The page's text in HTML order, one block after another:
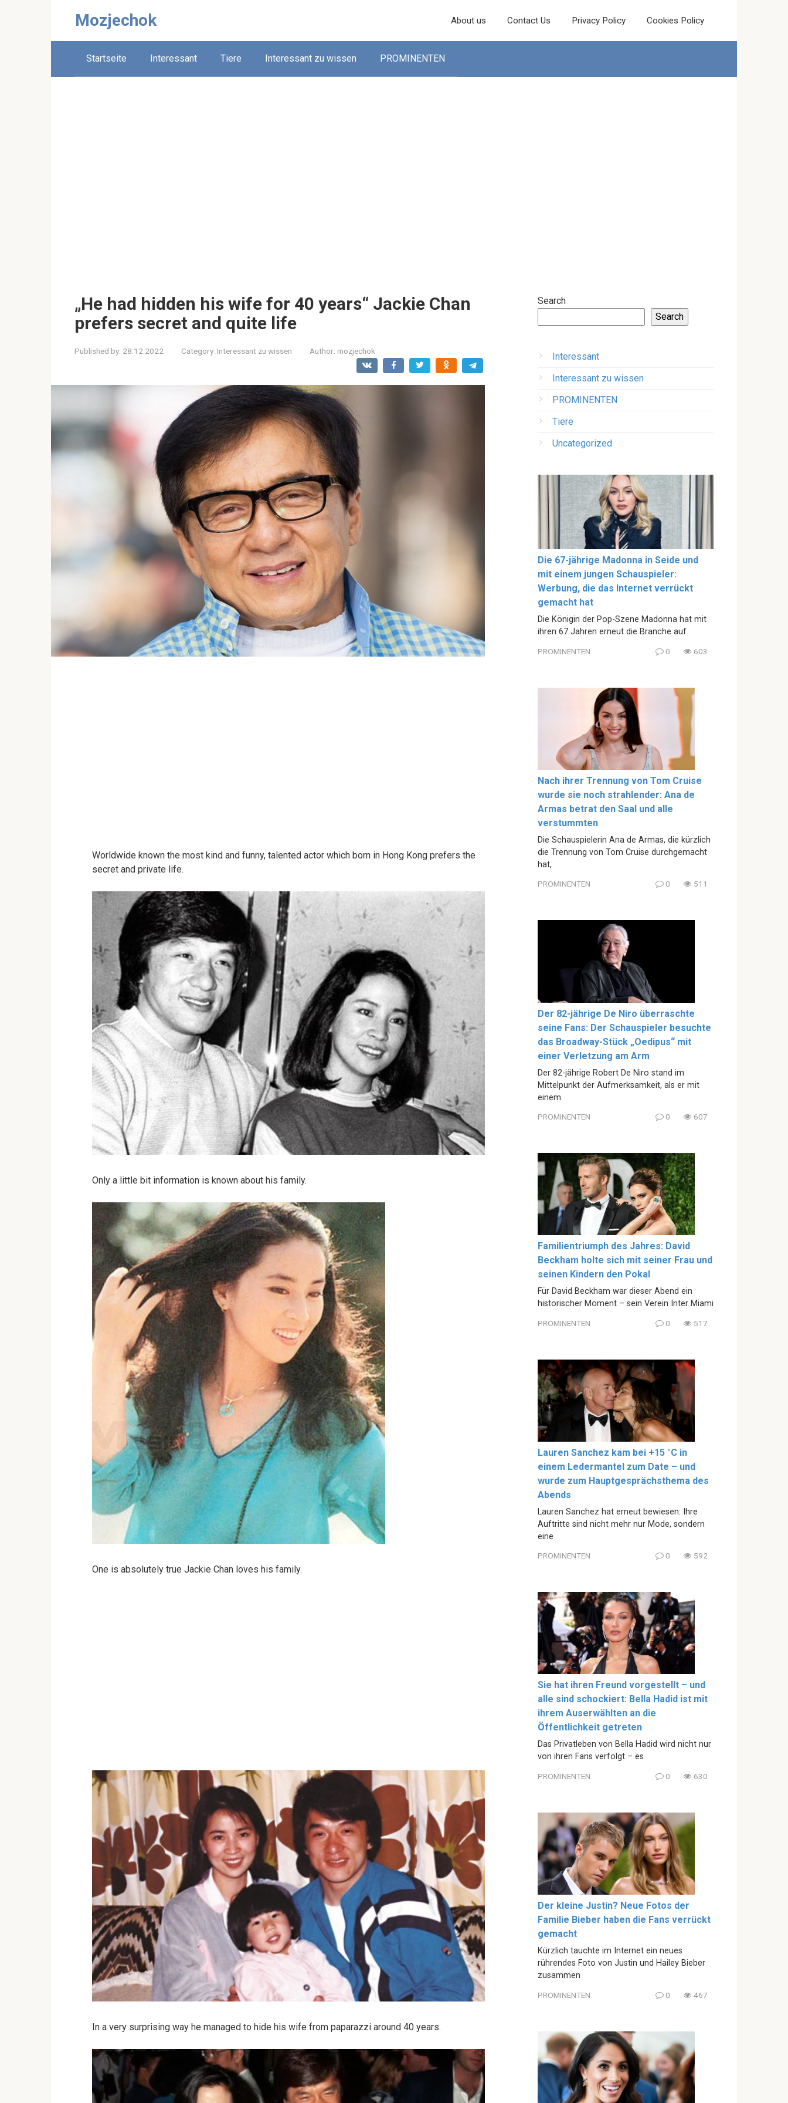
Mozjechok About us Contact Us Privacy Policy Cookies Policy
Startseite Interessant Tiere Interessant zu wissen PROMINENTEN
„He had hidden his wife for 40 years“ Jackie Chan
prefers secret and quite life
Published by: 28.12.2022 Category: Interessant zu wissen Author: mozjechok
Worldwide known the most kind and funny, talented actor which born in Hong Kong prefers the
secret and private life.
Only a little bit information is known about his family.
One is absolutely true Jackie Chan loves his family.
In a very surprising way he managed to hide his wife from paparazzi around 40 years.
Search
Search
Interessant
Interessant zu wissen
PROMINENTEN
Tiere
Uncategorized
Die 67-jährige Madonna in Seide und
mit einem jungen Schauspieler:
Werbung, die das Internet verrückt
gemacht hat
Die Königin der Pop-Szene Madonna hat mit
ihren 67 Jahren erneut die Branche auf
PROMINENTEN 0 603
Nach ihrer Trennung von Tom Cruise
wurde sie noch strahlender: Ana de
Armas betrat den Saal und alle
verstummten
Die Schauspielerin Ana de Armas, die kürzlich
die Trennung von Tom Cruise durchgemacht
hat,
PROMINENTEN 0 511
Der 82-jährige De Niro überraschte
seine Fans: Der Schauspieler besuchte
das Broadway-Stück „Oedipus“ mit
einer Verletzung am Arm
Der 82-jährige Robert De Niro stand im
Mittelpunkt der Aufmerksamkeit, als er mit
einem
PROMINENTEN 0 607
Familientriumph des Jahres: David
Beckham holte sich mit seiner Frau und
seinen Kindern den Pokal
Für David Beckham war dieser Abend ein
historischer Moment – sein Verein Inter Miami
PROMINENTEN 0 517
Lauren Sanchez kam bei +15 °C in
einem Ledermantel zum Date – und
wurde zum Hauptgesprächsthema des
Abends
Lauren Sanchez hat erneut bewiesen: Ihre
Auftritte sind nicht mehr nur Mode, sondern
eine
PROMINENTEN 0 592
Sie hat ihren Freund vorgestellt – und
alle sind schockiert: Bella Hadid ist mit
ihrem Auserwählten an die
Öffentlichkeit getreten
Das Privatleben von Bella Hadid wird nicht nur
von ihren Fans verfolgt – es
PROMINENTEN 0 630
Der kleine Justin? Neue Fotos der
Familie Bieber haben die Fans verrückt
gemacht
Kürzlich tauchte im Internet ein neues
rührendes Foto von Justin und Hailey Bieber
zusammen
PROMINENTEN 0 467